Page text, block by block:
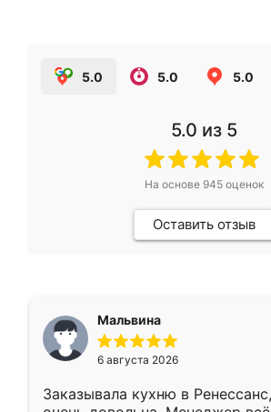
5.0 5.0 5.0
5.0 из 5
На основе 945оценок
Оставить отзыв
Мальвина
6 августа 2026
Заказывала кухню в